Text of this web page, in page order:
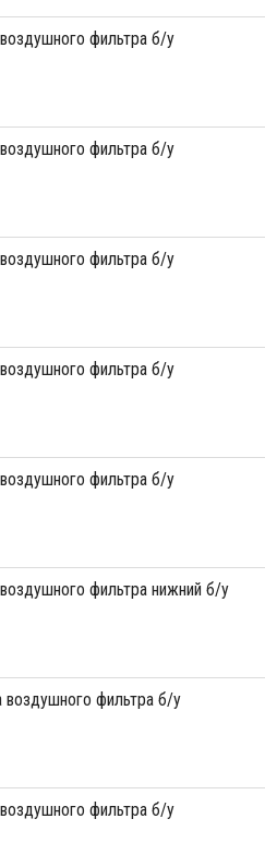
фильтра б/у
фильтра б/у
фильтра б/у
фильтра б/у
фильтра б/у
воздушного фильтра нижний б/у
воздушного фильтра б/у
фильтра б/у